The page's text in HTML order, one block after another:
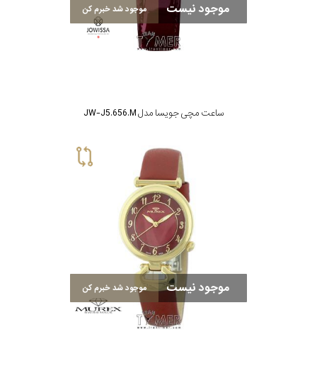
موجود نیست موجود شد خبرم کن
ساعت مچی جویسا مدل JW-J5.656.M
موجود نیست موجود شد خبرم کن